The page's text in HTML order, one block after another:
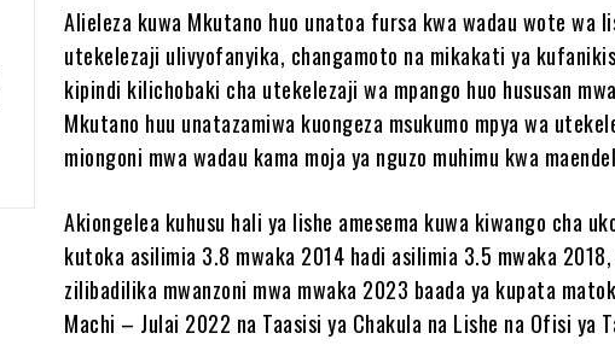
Alieleza kuwa Mkutano huo unatoa fursa kwa wadau wote wa
utekelezaji ulivyofanyika, changamoto na mikakati ya
kipindi kilichobaki cha utekelezaji wa mpango huo hususan
Mkutano huu unatazamiwa kuongeza msukumo mpya wa
miongoni mwa wadau kama moja ya nguzo muhimu kwa
Akiongelea kuhusu hali ya lishe amesema kuwa kiwango cha
kutoka asilimia 3.8 mwaka 2014 hadi asilimia 3.5 mwaka
zilibadilika mwanzoni mwa mwaka 2023 baada ya kupata
Machi – Julai 2022 na Taasisi ya Chakula na Lishe na Ofisi ya